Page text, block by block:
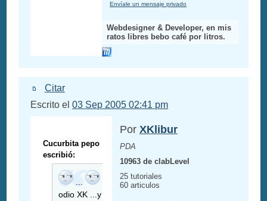
Envíale un mensaje privado
Webdesigner & Developer, en mis
ratos libres bebo café por litros.
Citar
Escrito el03 Sep 2005 02:41 pm
Cucurbita pepo
escribió:
...
odio XK ...y a
Por XKlibur
PDA
10963 de clabLevel
25 tutoriales
60 articulos